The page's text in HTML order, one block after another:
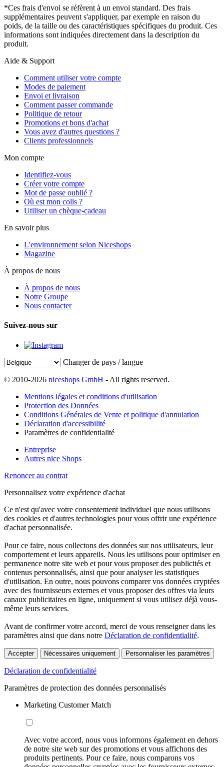
*Ces frais d'envoi se réfèrent à un envoi standard. Des frais
supplémentaires peuvent s'appliquer, par exemple en raison du
poids, de la taille ou des caractéristiques spécifiques du produit. Ces
informations sont indiquées directement dans la description du
produit.
Aide & Support
Comment utiliser votre compte
Modes de paiement
Envoi et livraison
Comment passer commande
Politique de retour
Promotions et bons d'achat
Vous avez d'autres questions ?
Clients professionnels
Mon compte
Identifiez-vous
Créer votre compte
Mot de passe oublié ?
Où est mon colis ?
Utiliser un chèque-cadeau
En savoir plus
L'environnement selon Niceshops
Magazine
À propos de nous
À propos de nous
Notre Groupe
Nous contacter
Suivez-nous sur
Changer de pays / langue
© 2010-2026 niceshops GmbH - All rights reserved.
Mentions légales et conditions d'utilisation
Protection des Données
Conditions Générales de Vente et politique d'annulation
Déclaration d'accessibilité
Paramètres de confidentialité
Entreprise
Autres nice Shops
Renoncer au contrat
Personnalisez votre expérience d'achat
Ce n'est qu'avec votre consentement individuel que nous utilisons
des cookies et d'autres technologies pour vous offrir une expérience
d'achat personnalisée.
Pour ce faire, nous collectons des données sur nos utilisateurs, leur
comportement et leurs appareils. Nous les utilisons pour optimiser en
permanence notre site web et pour vous proposer des publicités et
contenus personnalisés, ainsi que pour analyser les statistiques
d'utilisation. En outre, nous pouvons comparer vos données cryptées
avec des fournisseurs externes et vous proposer des offres via leurs
canaux publicitaires en ligne, uniquement si vous utilisez déjà vous-
même leurs services.
Avant de confirmer votre accord, merci de vous renseigner dans les
paramètres ainsi que dans notre Déclaration de confidentialité.
Accepter Nécessaires uniquement Personnaliser les paramètres
Déclaration de confidentialité
Paramètres de protection des données personnalisés
Marketing Customer Match
Avec votre accord, nous vous informons également en dehors
de notre site web sur des promotions et vous affichons des
produits pertinents. Pour ce faire, nous comparons vos